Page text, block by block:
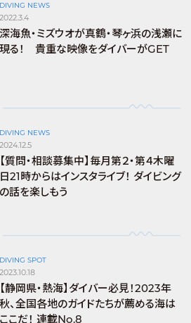
DIVING NEWS
2022.3.4
深海魚・ミズウオが真鶴・琴ヶ浜の浅瀬に
現る！ 貴重な映像をダイバーがGET
DIVING NEWS
2024.12.5
【質問・相談募集中】毎月第２・第４木曜
日21時からはインスタライブ！ ダイビング
の話を楽しもう
DIVING SPOT
2023.10.18
【静岡県・熱海】ダイバー必見！2023年
秋、全国各地のガイドたちが薦める海は
ここだ！ 連載No.8